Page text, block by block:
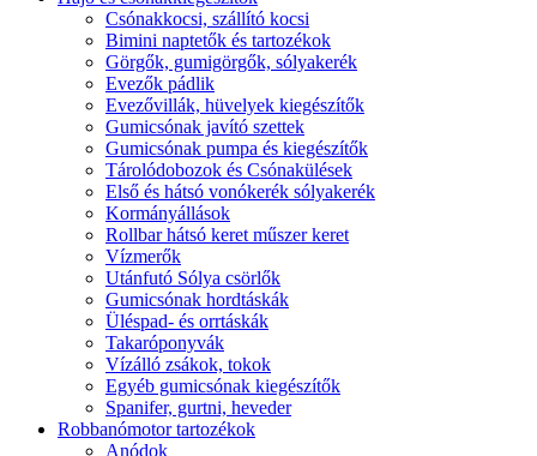
Csónakkocsi, szállító kocsi
Bimini naptetők és tartozékok
Görgők, gumigörgők, sólyakerék
Evezők pádlik
Evezővillák, hüvelyek kiegészítők
Gumicsónak javító szettek
Gumicsónak pumpa és kiegészítők
Tárolódobozok és Csónakülések
Első és hátsó vonókerék sólyakerék
Kormányállások
Rollbar hátsó keret műszer keret
Vízmerők
Utánfutó Sólya csörlők
Gumicsónak hordtáskák
Üléspad- és orrtáskák
Takaróponyvák
Vízálló zsákok, tokok
Egyéb gumicsónak kiegészítők
Spanifer, gurtni, heveder
Robbanómotor tartozékok
Anódok